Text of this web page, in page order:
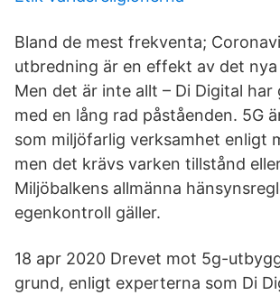
Bland de mest frekventa;
utbredning är en effekt av det
Men det är inte allt – Di Digital
med en lång rad påståenden. 5G
som miljöfarlig verksamhet enligt
men det krävs varken tillstånd
Miljöbalkens allmänna
egenkontroll gäller.
18 apr 2020 Drevet mot 5g-
grund, enligt experterna som Di